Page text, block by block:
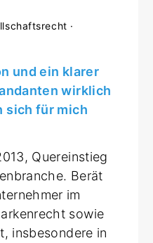
·
und ein klarer
wirklich
sich für mich
Quereinstieg
Berät
im
sowie
insbesondere in